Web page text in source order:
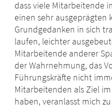
dass viele Mitarbeitende
einen sehr ausgeprägten
Grundgedanken in sich
laufen, leichter
Mitarbeitende anderer
der Wahrnehmung, das
Führungskräfte nicht
Mitarbeitenden als Ziel
haben, veranlasst mich